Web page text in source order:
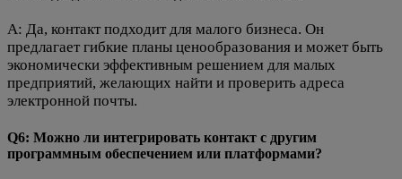
A: Да, контакт подходит для малого бизнеса. Он
предлагает гибкие планы ценообразования и может быть
экономически эффективным решением для малых
предприятий, желающих найти и проверить адреса
электронной почты.
Q6: Можно ли интегрировать контакт с другим
программным обеспечением или платформами?